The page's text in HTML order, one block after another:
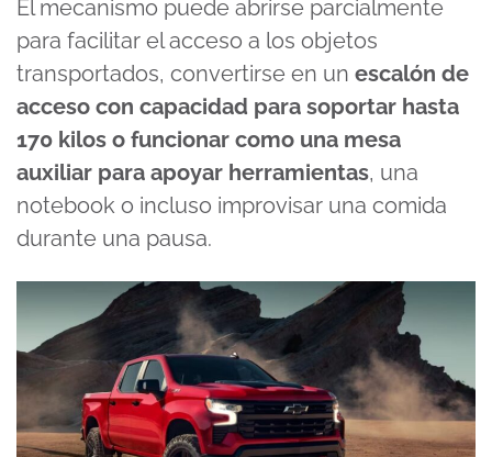
El mecanismo puede abrirse parcialmente
para facilitar el acceso a los objetos
transportados, convertirse en un escalón de
acceso con capacidad para soportar hasta
170 kilos o funcionar como una mesa
auxiliar para apoyar herramientas, una
notebook o incluso improvisar una comida
durante una pausa.